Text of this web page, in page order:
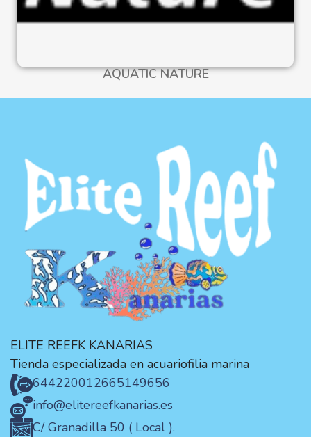
AQUATIC NATURE
ELITE REEFK KANARIAS
Tienda especializada en acuariofilia marina
644220012665149656
info@elitereefkanarias.es
C/ Granadilla 50 ( Local ).